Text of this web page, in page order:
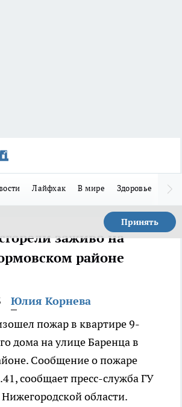
Лайфхак В мире Здоровье
Принять
заживо на
районе
Юлия Корнева
пожар в квартире 9-
дома на улице Баренца в
Сообщение о пожаре
сообщает пресс-служба ГУ
области.